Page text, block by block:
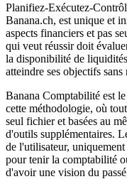
Planifiez-Exécutez-
Banana.ch, est unique et
aspects financiers et pas
qui veut réussir doit
la disponibilité de
atteindre ses objectifs sans
Banana Comptabilité est
cette méthodologie, où
seul fichier et basées au
d'outils supplémentaires.
de l'utilisateur,
pour tenir la comptabilité
d'avoir une vision du